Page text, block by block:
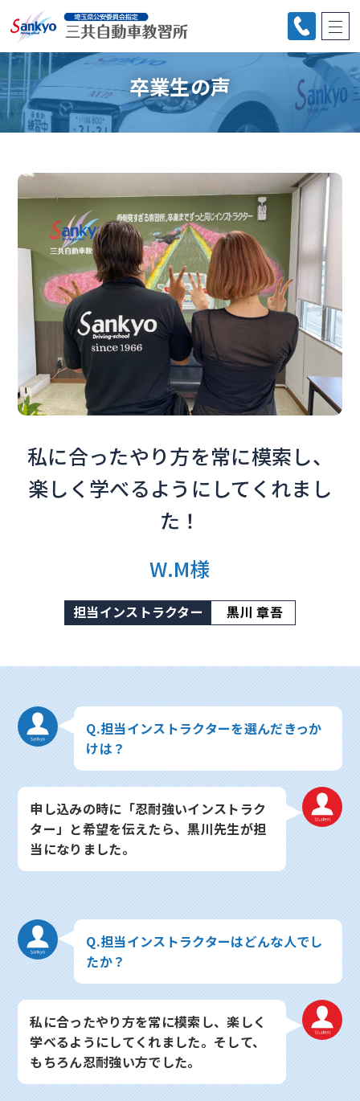
卒業生の声
私に合ったやり方を常に模索し、
楽しく学べるようにしてくれまし
た！
W.M様
担当インストラクター 黒川 章吾
Q.担当インストラクターを選んだきっか
けは？
申し込みの時に「忍耐強いインストラク
ター」と希望を伝えたら、黒川先生が担
当になりました。
Q.担当インストラクターはどんな人でし
たか？
私に合ったやり方を常に模索し、楽しく
学べるようにしてくれました。そして、
もちろん忍耐強い方でした。